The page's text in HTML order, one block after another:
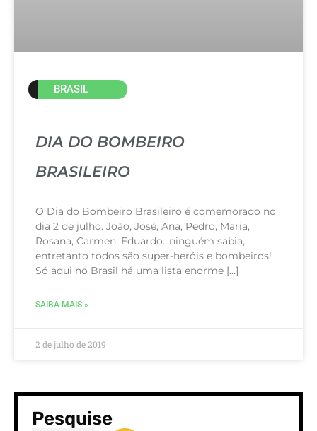
BRASIL
DIA DO BOMBEIRO
BRASILEIRO
O Dia do Bombeiro Brasileiro é comemorado no
dia 2 de julho. João, José, Ana, Pedro, Maria,
Rosana, Carmen, Eduardo…ninguém sabia,
entretanto todos são super-heróis e bombeiros!
Só aqui no Brasil há uma lista enorme […]
SAIBA MAIS »
2 de julho de 2019
Pesquise